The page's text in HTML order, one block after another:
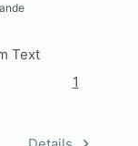
Text
1